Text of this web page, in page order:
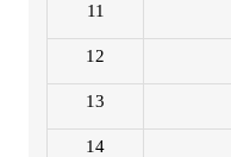
11
12
13
14